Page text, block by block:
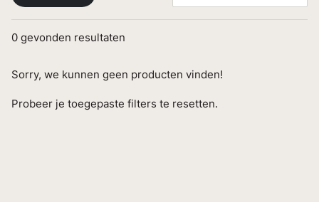
0 gevonden resultaten
Sorry, we kunnen geen producten vinden!
Probeer je toegepaste filters te resetten.